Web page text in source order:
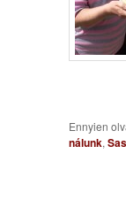
Ennyien
nálunk,